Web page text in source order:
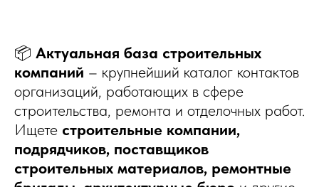
📦 Актуальная база строительных
компаний – крупнейший каталог контактов
организаций, работающих в сфере
строительства, ремонта и отделочных работ.
Ищете строительные компании,
подрядчиков, поставщиков
строительных материалов, ремонтные